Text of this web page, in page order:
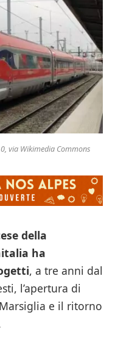
via Wikimedia Commons
della
ha
, a tre anni dal
l’apertura di
e il ritorno